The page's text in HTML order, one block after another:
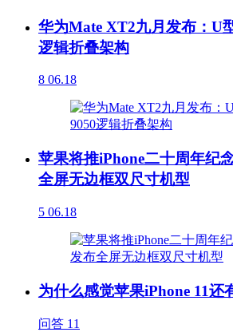
华为Mate XT2九月发布：U
逻辑折叠架构
8 06.18
苹果将推iPhone二十周年纪
全屏无边框双尺寸机型
5 06.18
为什么感觉苹果iPhone 11还
问答 11